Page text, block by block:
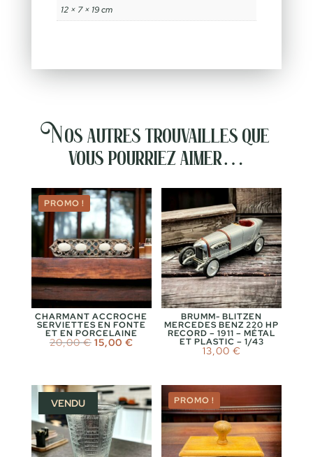
12 × 7 × 19 cm
Nos autres trouvailles que
vous pourriez aimer…
PROMO !
CHARMANT ACCROCHE
SERVIETTES EN FONTE
ET EN PORCELAINE
20,00€ Le
15,00 €Le
BRUMM- BLITZEN
MERCEDES BENZ 220 HP
RECORD – 1911 – MÉTAL
ET PLASTIC – 1/43
13,00 €
VENDU PROMO !